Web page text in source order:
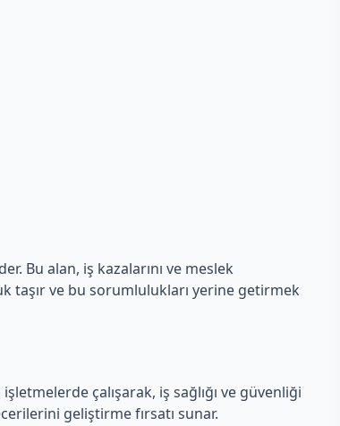
Bu alan, iş kazalarını ve meslek
taşır ve bu sorumlulukları yerine getirmek
çalışarak, iş sağlığı ve güvenliği
geliştirme fırsatı sunar.